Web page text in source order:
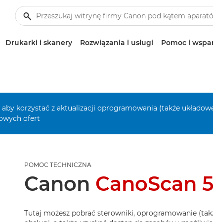
Drukarki i skanery Rozwiązania i usługi Pomoc i
korzystać z aktualizacji oprogramowania (także
ofert
POMOC TECHNICZNA
Canon CanoScan
Tutaj możesz pobrać sterowniki, oprogramowanie